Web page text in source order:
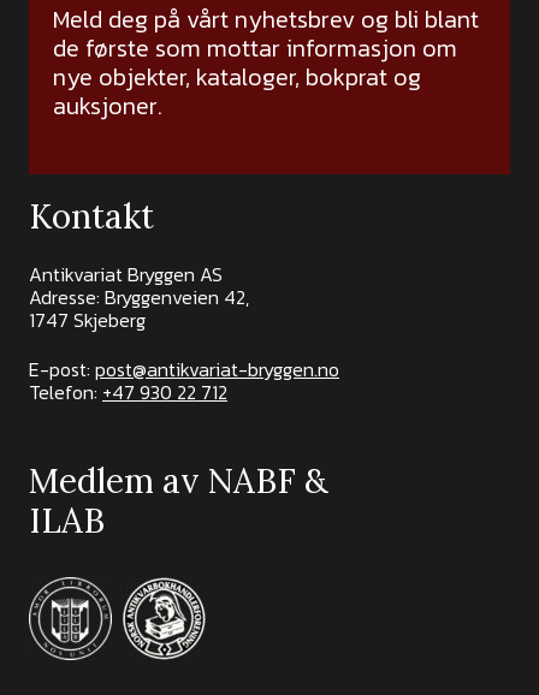
Meld deg på vårt nyhetsbrev og bli blant
de første som mottar informasjon om
nye objekter, kataloger, bokprat og
auksjoner.
Kontakt
Antikvariat Bryggen AS
Adresse: Bryggenveien 42,
1747 Skjeberg
E-post: post@antikvariat-bryggen.no
Telefon: +47 930 22 712
Medlem av NABF &
ILAB